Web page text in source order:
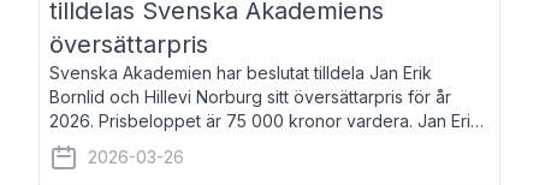
tilldelas Svenska Akademiens
översättarpris
Svenska Akademien har beslutat tilldela Jan Erik
Bornlid och Hillevi Norburg sitt översättarpris för år
2026. Prisbeloppet är 75 000 kronor vardera. Jan Erik
Bornlid, född 1947, är översättare från tyska. Han är
främst känd för sina översät
2026-03-26